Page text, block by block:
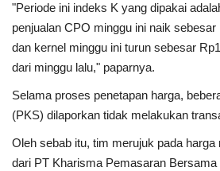
"Periode ini indeks K yang dipakai
penjualan CPO minggu ini naik
dan kernel minggu ini turun sebesar
dari minggu lalu," paparnya.
Selama proses penetapan harga,
(PKS) dilaporkan tidak melakukan
Oleh sebab itu, tim merujuk pada harga
dari PT Kharisma Pemasaran